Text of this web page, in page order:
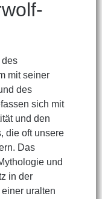
des
mit seiner
des
sich mit
und den
die oft unsere
Das
und
in der
uralten